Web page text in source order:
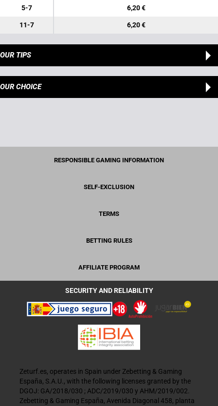
5-7 6,20 €
11-7 6,20 €
OUR TIPS
OUR CHOICE
RESPONSIBLE GAMING INFORMATION
SELF-EXCLUSION
TERMS
BETTING RULES
AFFILIATE PROGRAM
SECURITY AND RELIABILITY
Zeturf.es, operates in Spain under Zebetting & Gaming
España, S.A.U., with the following licenses granted by the
DGOJ: GA/2018/030 ; ADC/2019/030 y AHM/2019/002.
Zebetting & Gaming España, Avenida Diagonal 458, planta